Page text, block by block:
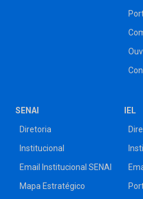
SENAI
Diretoria
Institucional
Email Institucional SENAI
Mapa Estratégico
IEL